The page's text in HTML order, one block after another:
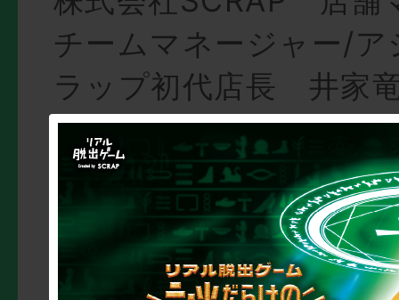
チームマネージャー/
ラップ初代店長 井家